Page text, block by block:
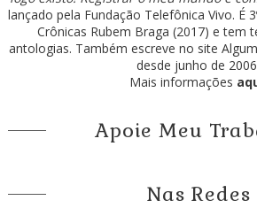
lançado pela Fundação Telefônica Vivo. É
Crônicas Rubem Braga (2017) e tem
antologias. Também escreve no site
desde junho de
Mais informações
Apoie Meu
Nas Redes